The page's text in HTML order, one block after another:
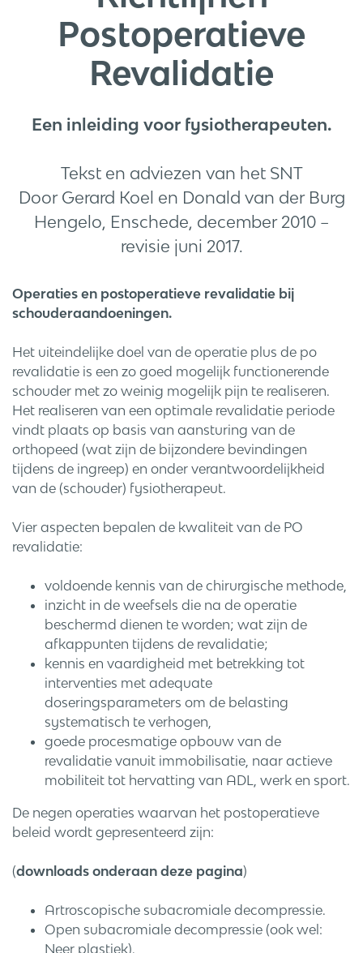
Postoperatieve
Revalidatie
Een inleiding voor fysiotherapeuten.
Tekst en adviezen van het SNT
Door Gerard Koel en Donald van der Burg
Hengelo, Enschede, december 2010 –
revisie juni 2017.
Operaties en postoperatieve revalidatie bij
schouderaandoeningen.
Het uiteindelijke doel van de operatie plus de po
revalidatie is een zo goed mogelijk functionerende
schouder met zo weinig mogelijk pijn te realiseren.
Het realiseren van een optimale revalidatie periode
vindt plaats op basis van aansturing van de
orthopeed (wat zijn de bijzondere bevindingen
tijdens de ingreep) en onder verantwoordelijkheid
van de (schouder) fysiotherapeut.
Vier aspecten bepalen de kwaliteit van de PO
revalidatie:
voldoende kennis van de chirurgische methode,
inzicht in de weefsels die na de operatie
beschermd dienen te worden; wat zijn de
afkappunten tijdens de revalidatie;
kennis en vaardigheid met betrekking tot
interventies met adequate
doseringsparameters om de belasting
systematisch te verhogen,
goede procesmatige opbouw van de
revalidatie vanuit immobilisatie, naar actieve
mobiliteit tot hervatting van ADL, werk en sport.
De negen operaties waarvan het postoperatieve
beleid wordt gepresenteerd zijn:
(downloads onderaan deze pagina)
Artroscopische subacromiale decompressie.
Open subacromiale decompressie (ook wel:
Neer plastiek).